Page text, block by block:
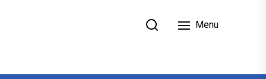
Menu